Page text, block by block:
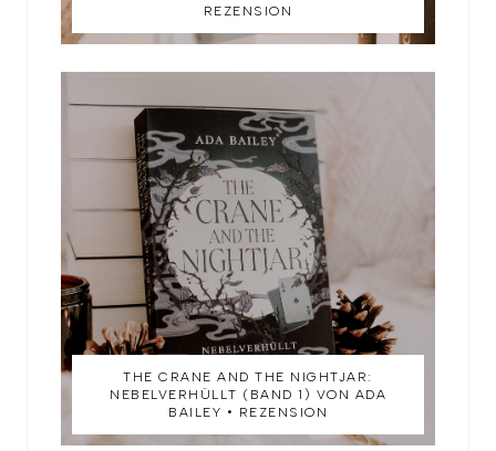
REZENSION
THE CRANE AND THE NIGHTJAR:
NEBELVERHÜLLT (BAND 1) VON ADA
BAILEY • REZENSION